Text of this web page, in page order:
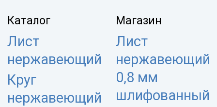
Каталог
Лист
нержавеющий
Круг
нержавеющий
Магазин
Лист
нержавеющий
0,8 мм
шлифованный